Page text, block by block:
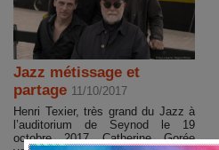
Jazz métissage et
partage 11/10/2017
Henri Texier, très grand du Jazz à
l’auditorium de Seynod le 19
octobre 2017 Catherine Gorée